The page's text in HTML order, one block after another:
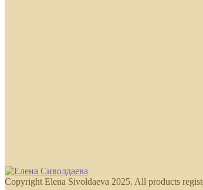
Copyright Elena Sivoldaeva 2025. All products